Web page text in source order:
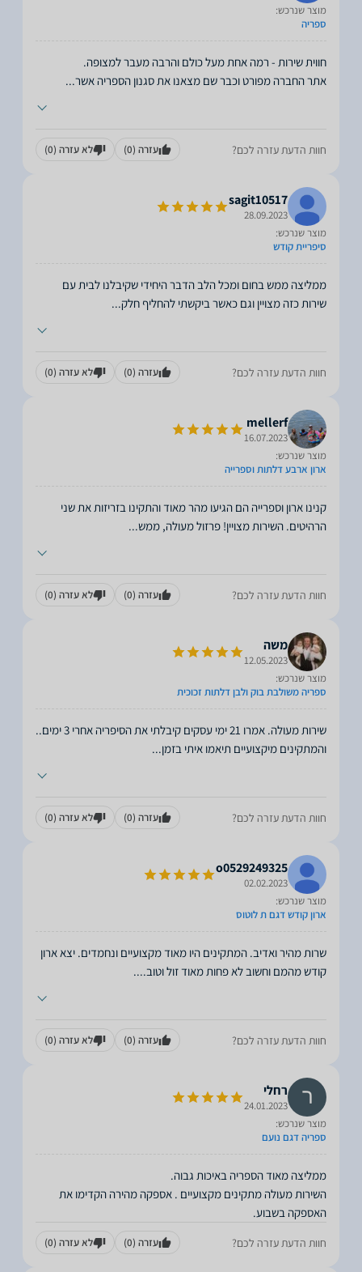
מוצר שנרכש:
ספריה
אתר החברה מפורט וכבר שם מצאנו את סגנון הספריה אשר...
חוות הדעת עזרה לכם? עזרה (0) לא עזרה (0)
sagit10517
28.09.2023
מוצר שנרכש:
סיפריית קודש
ממליצה ממש בחום ומכל הלב הדבר היחידי שקיבלנו לבית עם
שירות כזה מצויין וגם כאשר ביקשתי להחליף חלק...
חוות הדעת עזרה לכם? עזרה (0) לא עזרה (0)
mellerf
16.07.2023
מוצר שנרכש:
ארון ארבע דלתות וספרייה
קנינו ארון וספרייה הם הגיעו מהר מאוד והתקינו בזריזות את שני
הרהיטים. השירות מצויין! פרזול מעולה, ממש...
חוות הדעת עזרה לכם? עזרה (0) לא עזרה (0)
משה
12.05.2023
מוצר שנרכש:
ספריה משולבת בוק ולבן דלתות זכוכית
שירות מעולה. אמרו 21 ימי עסקים קיבלתי את הסיפריה אחרי 3 ימים..
והמתקינים מיקצועיים תיאמו איתי בזמן...
חוות הדעת עזרה לכם? עזרה (0) לא עזרה (0)
o0529249325
02.02.2023
מוצר שנרכש:
ארון קודש דגם ת לוטוס
שרות מהיר ואדיב. המתקינים היו מאוד מקצועיים ונחמדים. יצא ארון
קודש מהמם וחשוב לא פחות מאוד זול וטוב....
חוות הדעת עזרה לכם? עזרה (0) לא עזרה (0)
רחלי
24.01.2023
מוצר שנרכש:
ספריה דגם נועם
השירות מעולה מתקינים מקצועיים . אספקה מהירה הקדימו את
האספקה בשבוע.
חוות הדעת עזרה לכם? עזרה (0) לא עזרה (0)